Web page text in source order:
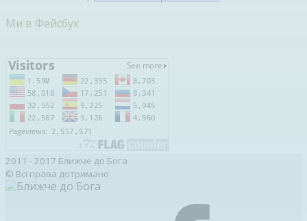
Ми в Фейсбук
2011 - 2017 Ближче до Бога
© Всі права дотримано